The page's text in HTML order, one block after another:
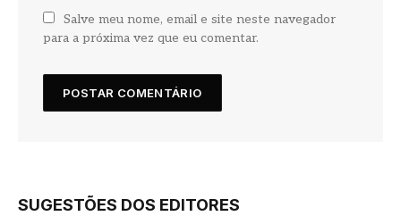
Salve meu nome, email e site neste navegador
para a próxima vez que eu comentar.
SUGESTÕES DOS EDITORES